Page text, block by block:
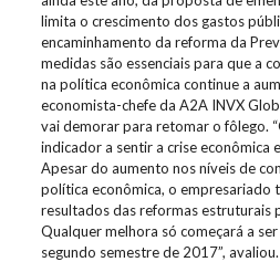
limita o crescimento dos gastos
encaminhamento da reforma da
medidas são essenciais para que a
na política econômica continue a
economista-chefe da A2A INVX
vai demorar para retomar o fôlego.
indicador a sentir a crise econômica
Apesar do aumento nos níveis de
política econômica, o empresariado
resultados das reformas estruturais
Qualquer melhora só começará a
segundo semestre de 2017”, avaliou.